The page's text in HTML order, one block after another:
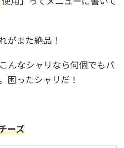
がまた絶品！
んなシャリなら何個でもパ
困ったシャリだ！
ーズ